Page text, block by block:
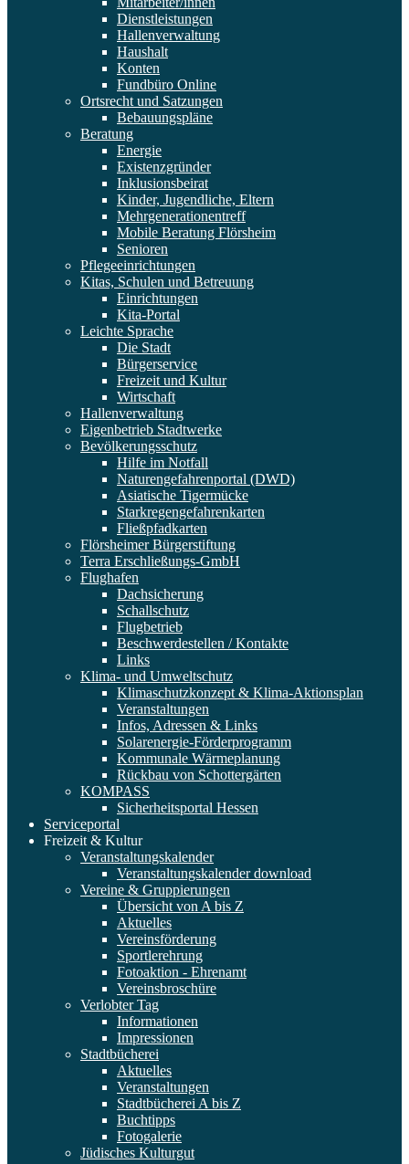
Dienstleistungen
Hallenverwaltung
Haushalt
Konten
Fundbüro Online
Ortsrecht und Satzungen
Bebauungspläne
Beratung
Energie
Existenzgründer
Inklusionsbeirat
Kinder, Jugendliche, Eltern
Mehrgenerationentreff
Mobile Beratung Flörsheim
Senioren
Pflegeeinrichtungen
Kitas, Schulen und Betreuung
Einrichtungen
Kita-Portal
Leichte Sprache
Die Stadt
Bürgerservice
Freizeit und Kultur
Wirtschaft
Hallenverwaltung
Eigenbetrieb Stadtwerke
Bevölkerungsschutz
Hilfe im Notfall
Naturengefahrenportal (DWD)
Asiatische Tigermücke
Starkregengefahrenkarten
Fließpfadkarten
Flörsheimer Bürgerstiftung
Terra Erschließungs-GmbH
Flughafen
Dachsicherung
Schallschutz
Flugbetrieb
Beschwerdestellen / Kontakte
Links
Klima- und Umweltschutz
Klimaschutzkonzept & Klima-Aktionsplan
Veranstaltungen
Infos, Adressen & Links
Solarenergie-Förderprogramm
Kommunale Wärmeplanung
Rückbau von Schottergärten
KOMPASS
Sicherheitsportal Hessen
Serviceportal
Freizeit & Kultur
Veranstaltungskalender
Veranstaltungskalender download
Vereine & Gruppierungen
Übersicht von A bis Z
Aktuelles
Vereinsförderung
Sportlerehrung
Fotoaktion - Ehrenamt
Vereinsbroschüre
Verlobter Tag
Informationen
Impressionen
Stadtbücherei
Aktuelles
Veranstaltungen
Stadtbücherei A bis Z
Buchtipps
Fotogalerie
Jüdisches Kulturgut